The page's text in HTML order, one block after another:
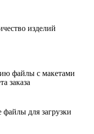
изделий
файлы с макетами
заказа
для загрузки